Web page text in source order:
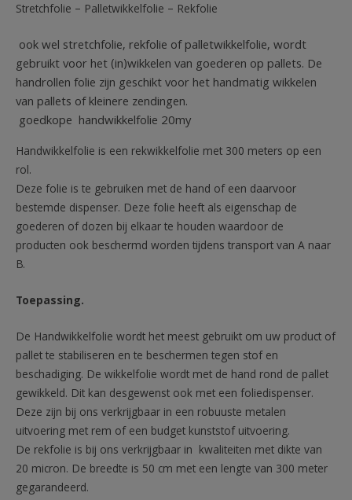
Stretchfolie – Palletwikkelfolie – Rekfolie
ook wel stretchfolie, rekfolie of palletwikkelfolie, wordt
gebruikt voor het (in)wikkelen van goederen op pallets. De
handrollen folie zijn geschikt voor het handmatig wikkelen
van pallets of kleinere zendingen.
goedkope handwikkelfolie 20my
Handwikkelfolie is een rekwikkelfolie met 300 meters op een
rol.
Deze folie is te gebruiken met de hand of een daarvoor
bestemde dispenser. Deze folie heeft als eigenschap de
goederen of dozen bij elkaar te houden waardoor de
producten ook beschermd worden tijdens transport van A naar
B.
Toepassing.
De Handwikkelfolie wordt het meest gebruikt om uw product of
pallet te stabiliseren en te beschermen tegen stof en
beschadiging. De wikkelfolie wordt met de hand rond de pallet
gewikkeld. Dit kan desgewenst ook met een foliedispenser.
Deze zijn bij ons verkrijgbaar in een robuuste metalen
uitvoering met rem of een budget kunststof uitvoering.
De rekfolie is bij ons verkrijgbaar in kwaliteiten met dikte van
20 micron. De breedte is 50 cm met een lengte van 300 meter
gegarandeerd.